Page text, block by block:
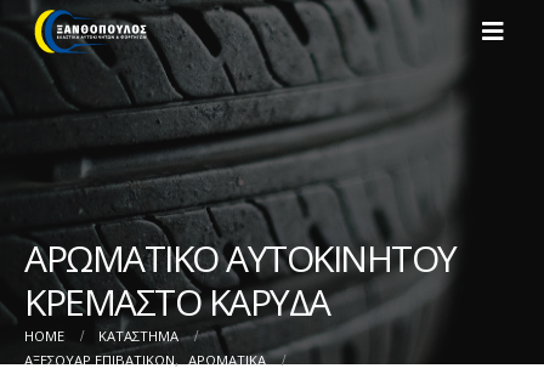
ΑΡΩΜΑΤΙΚΟ ΑΥΤΟΚΙΝΗΤΟΥ
ΚΡΕΜΑΣΤΟ ΚΑΡΥΔΑ
HOME
ΚΑΤΆΣΤΗΜΑ
ΑΞΕΣΟΥΑΡ ΕΠΙΒΑΤΙΚΩΝ, ΑΡΩΜΑΤΙΚΑ